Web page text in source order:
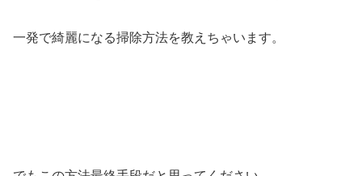
一発で綺麗になる掃除方法を教えちゃいます。